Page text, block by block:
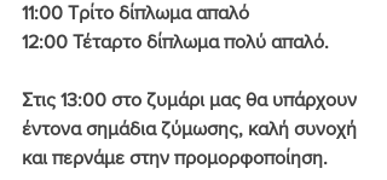
11:00 Τρίτο δίπλωμα απαλό
12:00 Τέταρτο δίπλωμα πολύ απαλό.
Στις 13:00 στο ζυμάρι μας θα υπάρχουν
έντονα σημάδια ζύμωσης, καλή συνοχή
και περνάμε στην προμορφοποίηση.